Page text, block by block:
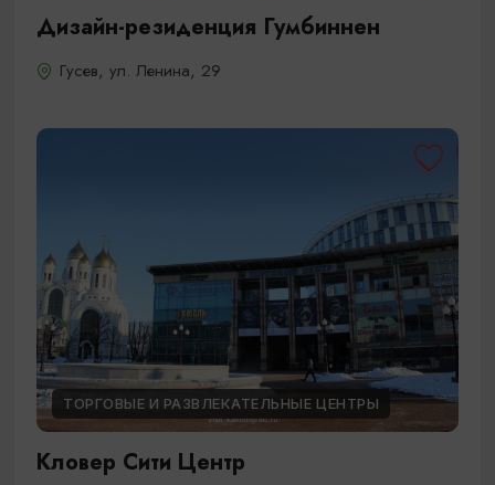
Дизайн-резиденция Гумбиннен
Гусев, ул. Ленина, 29
ТОРГОВЫЕ И РАЗВЛЕКАТЕЛЬНЫЕ ЦЕНТРЫ
Кловер Сити Центр